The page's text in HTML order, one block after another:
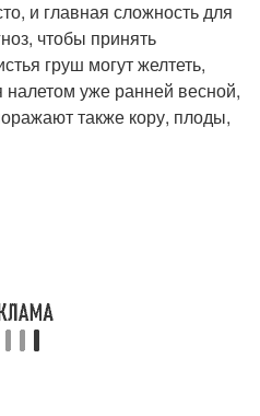
и главная сложность для
чтобы принять
груш могут желтеть,
налетом уже ранней весной,
также кору, плоды,